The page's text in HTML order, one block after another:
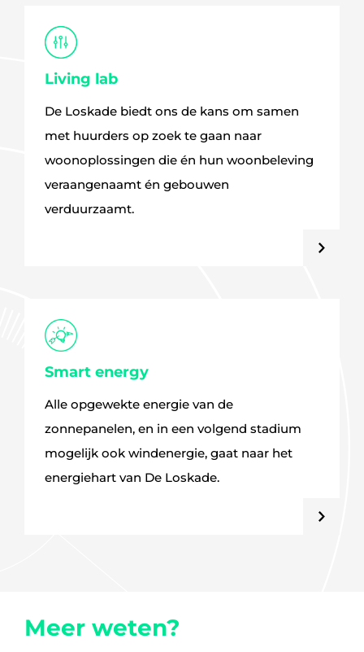
Living lab
De Loskade biedt ons de kans om samen
met huurders op zoek te gaan naar
woonoplossingen die én hun woonbeleving
veraangenaamt én gebouwen
verduurzaamt.
Smart energy
Alle opgewekte energie van de
zonnepanelen, en in een volgend stadium
mogelijk ook windenergie, gaat naar het
energiehart van De Loskade.
Meer weten?